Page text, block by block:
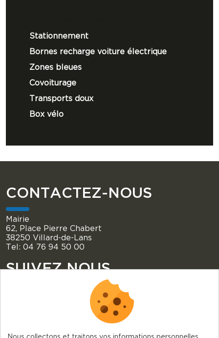
Stationnement
Bornes recharge voiture électrique
Zones bleues
Covoiturage
Transports doux
Box vélo
CONTACTEZ-NOUS
Mairie
62, Place Pierre Chabert
38250 Villard-de-Lans
Tel: 04 76 94 50 00
SUIVEZ NOUS